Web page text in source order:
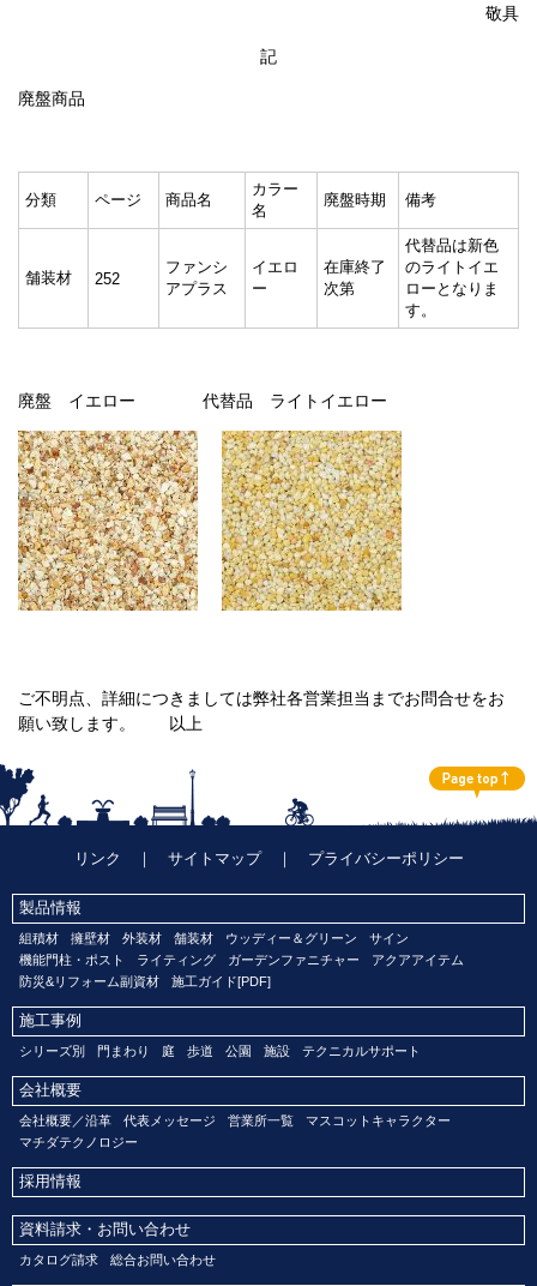
敬具
記
廃盤商品
分類 ページ 商品名
カラー
名
廃盤時期 備考
舗装材 252
ファンシ
アプラス
イエロ
ー
在庫終了
次第
代替品は新色
のライトイエ
ロ ーとなりま
す。
廃盤 イエロー 代替品 ライトイエロー
ご不明点、詳細につきましては弊社各営業担当までお問合せをお
願い致します。 以上
リンク ｜ サイトマップ｜ プライバシーポリシー
製品情報
組積材 擁壁材 外装材 舗装材 ウッディー＆グリーン
サイン
機能門柱・ポスト
ライティング ガーデンファニチャー
アクアアイテム
防災&リフォーム副資材
施工ガイド[PDF]
施工事例
シリーズ別 門まわり 庭 歩道 公園 施設 テクニカルサポート
会社概要
会社概要／沿革 代表メッセージ 営業所一覧
マスコットキャラクター
マチダテクノロジー
採用情報
資料請求・お問い合わせ
カタログ請求 総合お問い合わせ